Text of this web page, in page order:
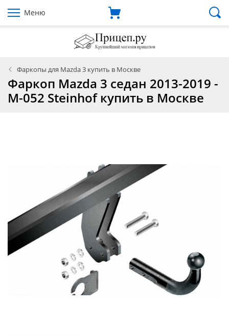
Меню
Фаркопы для Mazda 3 купить в Москве
Фаркоп Mazda 3 седан 2013-2019 -
M-052 Steinhof купить в Москве